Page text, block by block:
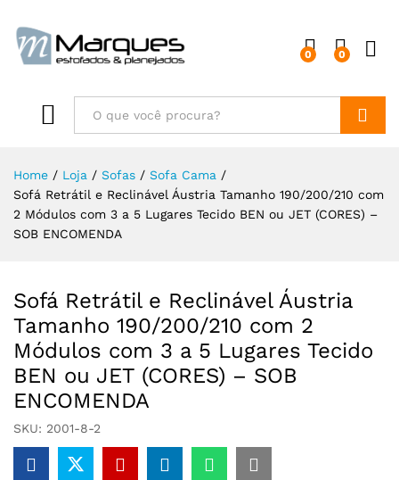
0 0
Home / Loja / Sofas / Sofa Cama /
Sofá Retrátil e Reclinável Áustria Tamanho 190/200/210 com
2 Módulos com 3 a 5 Lugares Tecido BEN ou JET (CORES) –
SOB ENCOMENDA
Sofá Retrátil e Reclinável Áustria
Tamanho 190/200/210 com 2
Módulos com 3 a 5 Lugares Tecido
BEN ou JET (CORES) – SOB
ENCOMENDA
SKU: 2001-8-2